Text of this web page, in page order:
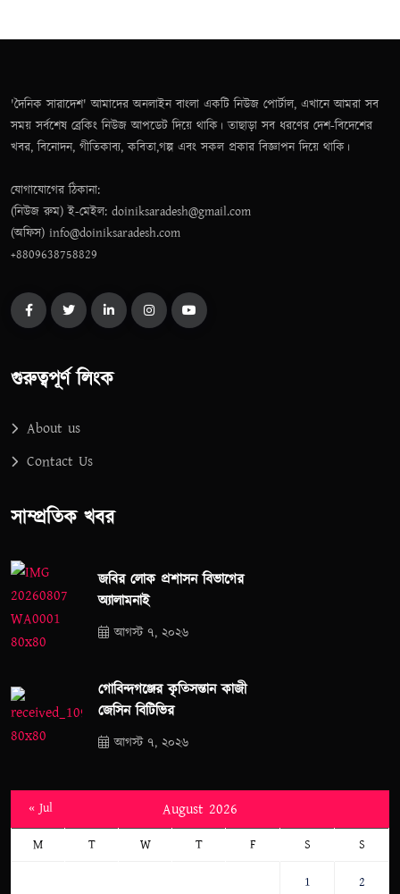
'দৈনিক সারাদেশ' আমাদের অনলাইন বাংলা একটি নিউজ পোর্টাল, এখানে আমরা সব
সময় সর্বশেষ ব্রেকিং নিউজ আপডেট দিয়ে থাকি। তাছাড়া সব ধরণের দেশ-বিদেশের
খবর, বিনোদন, গীতিকাব্য, কবিতা,গল্প এবং সকল প্রকার বিজ্ঞাপন দিয়ে থাকি।
যোগাযোগের ঠিকানা:
(নিউজ রুম) ই-মেইল: doiniksaradesh@gmail.com
(অফিস) info@doiniksaradesh.com
+8809638758829
গুরুত্বপূর্ণ লিংক
About us
Contact Us
সাম্প্রতিক খবর
জবির লোক প্রশাসন বিভাগের
অ্যালামনাই
আগস্ট ৭, ২০২৬
গোবিন্দগঞ্জের কৃতিসন্তান কাজী
জেসিন বিটিভির
আগস্ট ৭, ২০২৬
August 2026
M T W T F S S
1 2
« Jul